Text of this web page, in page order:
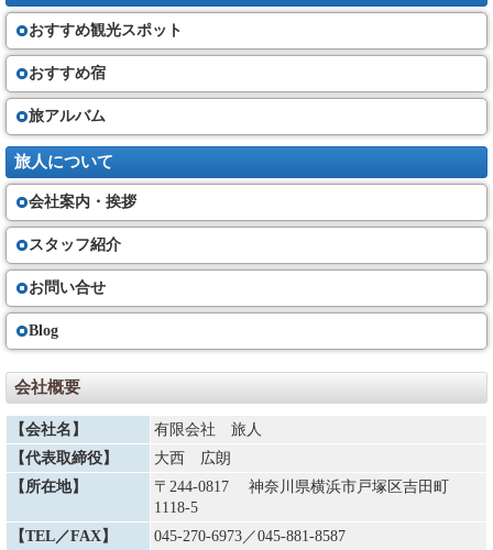
おすすめ観光スポット
おすすめ宿
旅アルバム
旅人について
会社案内・挨拶
スタッフ紹介
お問い合せ
Blog
会社概要
【会社名】
有限会社 旅人
【代表取締役】
大西 広朗
【所在地】
〒244-0817 神奈川県横浜市戸塚区吉田町
1118-5
【TEL／FAX】
045-270-6973 ／045-881-8587